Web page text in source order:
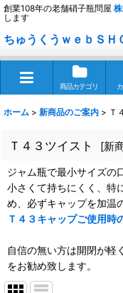
創業108年の老舗硝子瓶問屋
します
ちゅうくうｗｅｂＳＨ
商品カテゴリ
ホーム > 新商品のご案内 > Ｔ
Ｔ４３ツイスト [新
ジャム瓶で最小サイズの
小さくて持ちにくく、特
め、必ずキャップを加温
Ｔ４３キャップご使用時
自信の無い方は開閉が軽
をお勧め致します。